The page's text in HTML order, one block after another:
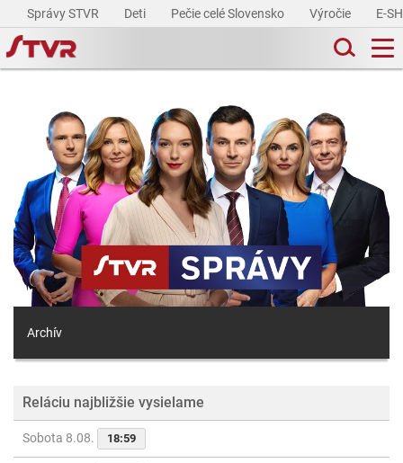
Správy STVR Deti Pečie celé Slovensko Výročie E-
Archív
Reláciu najbližšie vysielame
Sobota 8.08. 18:59